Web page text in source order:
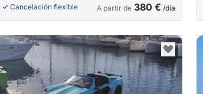
Cancelación flexible A partir de 380 € /día